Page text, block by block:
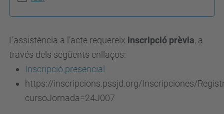
/
c
o
m
L’assistència a l’acte requereix inscripció prèvia, a
través dels següents enllaços:
Inscripció presencial
https://inscripcions.pssjd.org/Inscripciones/
cursoJornada=24J007